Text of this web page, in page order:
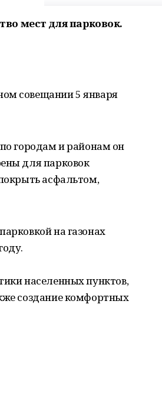
мест для парковок.
совещании 5 января
городам и районам он
для парковок
асфальтом,
на газонах
населенных пунктов,
создание комфортных